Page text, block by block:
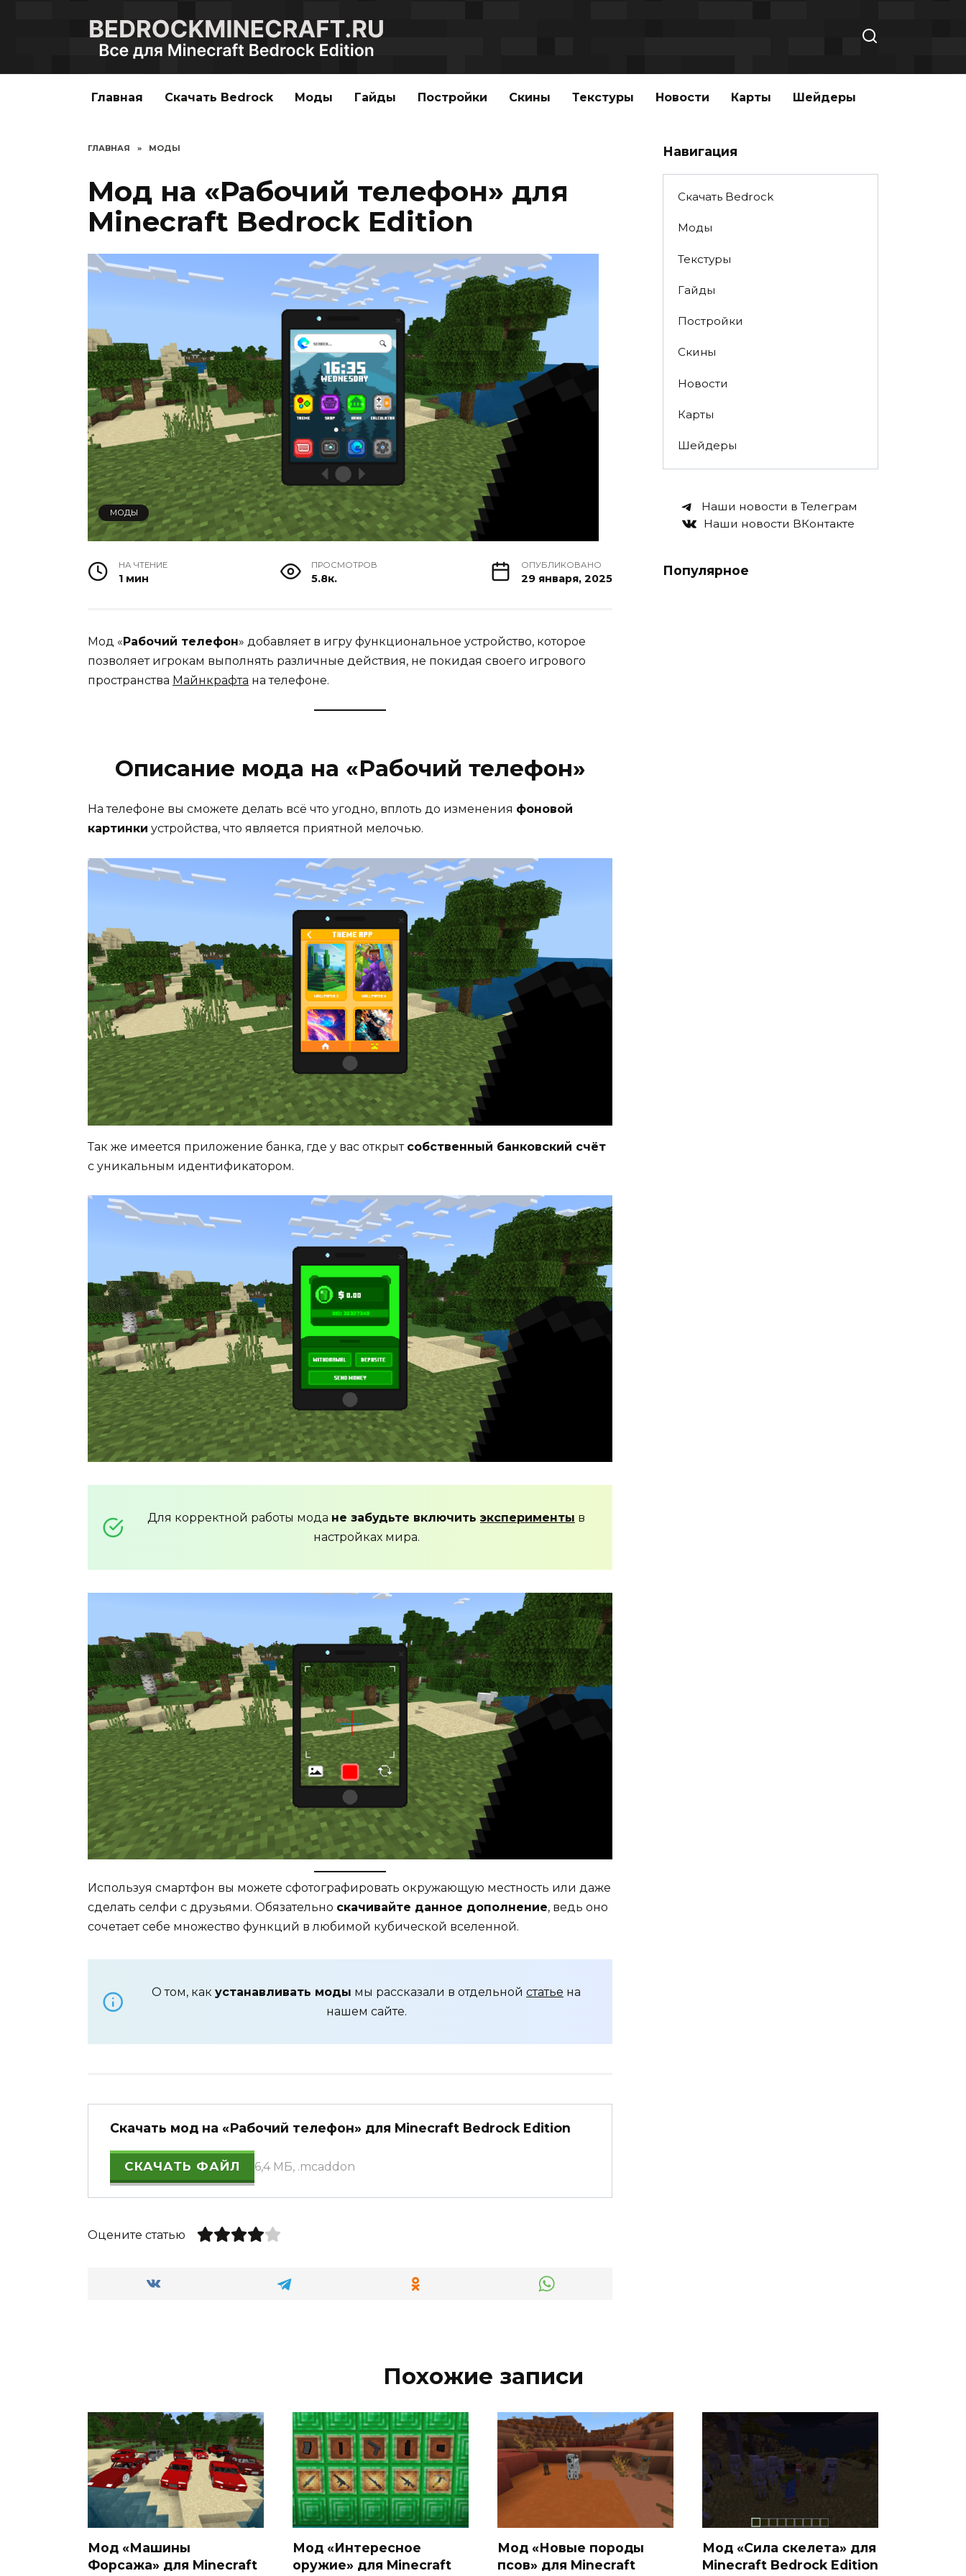
Главная Скачать Bedrock Моды Гайды Постройки Скины Текстуры Новости Карты Шейдеры
ГЛАВНАЯ » МОДЫ
Мод на «Рабочий телефон» для
Minecraft Bedrock Edition
МОДЫ
НА ЧТЕНИЕ
1 мин
ПРОСМОТРОВ
5.8к.
ОПУБЛИКОВАНО
29 января, 2025
Мод «Рабочий телефон» добавляет в игру функциональное устройство, которое
позволяет игрокам выполнять различные действия, не покидая своего игрового
пространства Майнкрафта на телефоне.
Описание мода на «Рабочий телефон»
На телефоне вы сможете делать всё что угодно, вплоть до изменения фоновой
картинки устройства, что является приятной мелочью.
Так же имеется приложение банка, где у вас открыт собственный банковский счёт
с уникальным идентификатором.
Для корректной работы мода не забудьте включить эксперименты в
настройках мира.
Используя смартфон вы можете сфотографировать окружающую местность или даже
сделать селфи с друзьями. Обязательно скачивайте данное дополнение, ведь оно
сочетает себе множество функций в любимой кубической вселенной.
О том, как устанавливать моды мы рассказали в отдельной статье на
нашем сайте.
Скачать мод на «Рабочий телефон» для Minecraft Bedrock Edition
СКАЧАТЬ ФАЙЛ 6,4 МБ, .mcaddon
Оцените статью
Навигация
Скачать Bedrock
Моды
Текстуры
Гайды
Постройки
Скины
Новости
Карты
Шейдеры
Наши новости в Телеграм
Наши новости ВКонтакте
Популярное
Похожие записи
Мод «Машины
Форсажа» для Minecraft
Мод «Интересное
оружие» для Minecraft
Мод «Новые породы
псов» для Minecraft
Мод «Сила скелета» для
Minecraft Bedrock Edition